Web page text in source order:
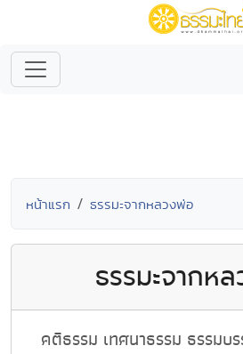
หน้าแรก ธรรมะจากหลวงพ่อ
ธรรมะจากห
คติธรรม เทศนาธรรม ธรรมบ